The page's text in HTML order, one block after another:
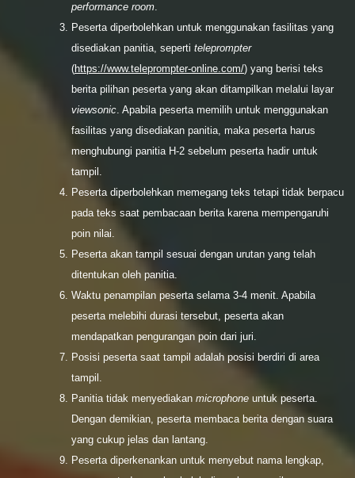
performance room.
Peserta diperbolehkan untuk menggunakan fasilitas yang
disediakan panitia, seperti teleprompter
(https://www.teleprompter-online.com/) yang berisi teks
berita pilihan peserta yang akan ditampilkan melalui layar
viewsonic. Apabila peserta memilih untuk menggunakan
fasilitas yang disediakan panitia, maka peserta harus
menghubungi panitia H-2 sebelum peserta hadir untuk
tampil.
Peserta diperbolehkan memegang teks tetapi tidak berpacu
pada teks saat pembacaan berita karena mempengaruhi
poin nilai.
Peserta akan tampil sesuai dengan urutan yang telah
ditentukan oleh panitia.
Waktu penampilan peserta selama 3-4 menit. Apabila
peserta melebihi durasi tersebut, peserta akan
mendapatkan pengurangan poin dari juri.
Posisi peserta saat tampil adalah posisi berdiri di area
tampil.
Panitia tidak menyediakan microphone untuk peserta.
Dengan demikian, peserta membaca berita dengan suara
yang cukup jelas dan lantang.
Peserta diperkenankan untuk menyebut nama lengkap,